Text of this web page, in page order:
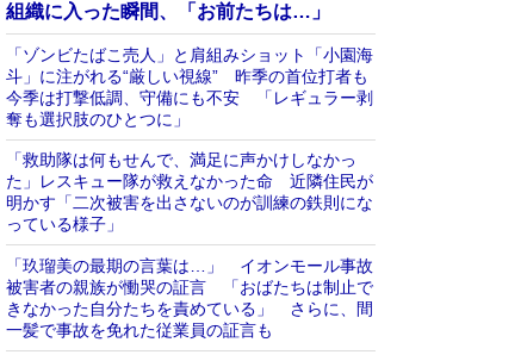
組織に入った瞬間、「お前たちは…」
「ゾンビたばこ売人」と肩組みショット「小園海
斗」に注がれる“厳しい視線” 昨季の首位打者も
今季は打撃低調、守備にも不安 「レギュラー剥
奪も選択肢のひとつに」
「救助隊は何もせんで、満足に声かけしなかっ
た」レスキュー隊が救えなかった命 近隣住民が
明かす「二次被害を出さないのが訓練の鉄則にな
っている様子」
「玖瑠美の最期の言葉は…」 イオンモール事故
被害者の親族が慟哭の証言 「おばたちは制止で
きなかった自分たちを責めている」 さらに、間
一髪で事故を免れた従業員の証言も